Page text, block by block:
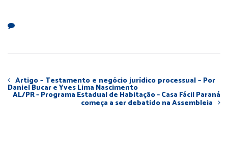
Artigo – Testamento e negócio jurídico processual – Por
Daniel Bucar e Yves Lima Nascimento
AL/PR – Programa Estadual de Habitação – Casa Fácil Paraná
começa a ser debatido na Assembleia